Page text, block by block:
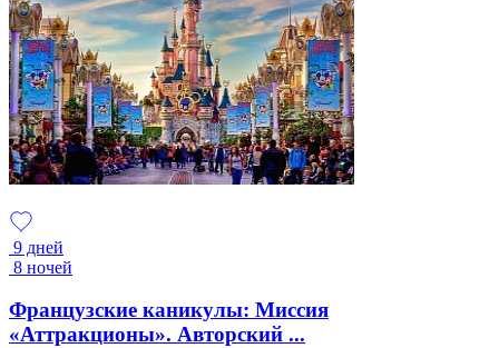
9 дней
8 ночей
Французские каникулы: Миссия
«Аттракционы». Авторский ...